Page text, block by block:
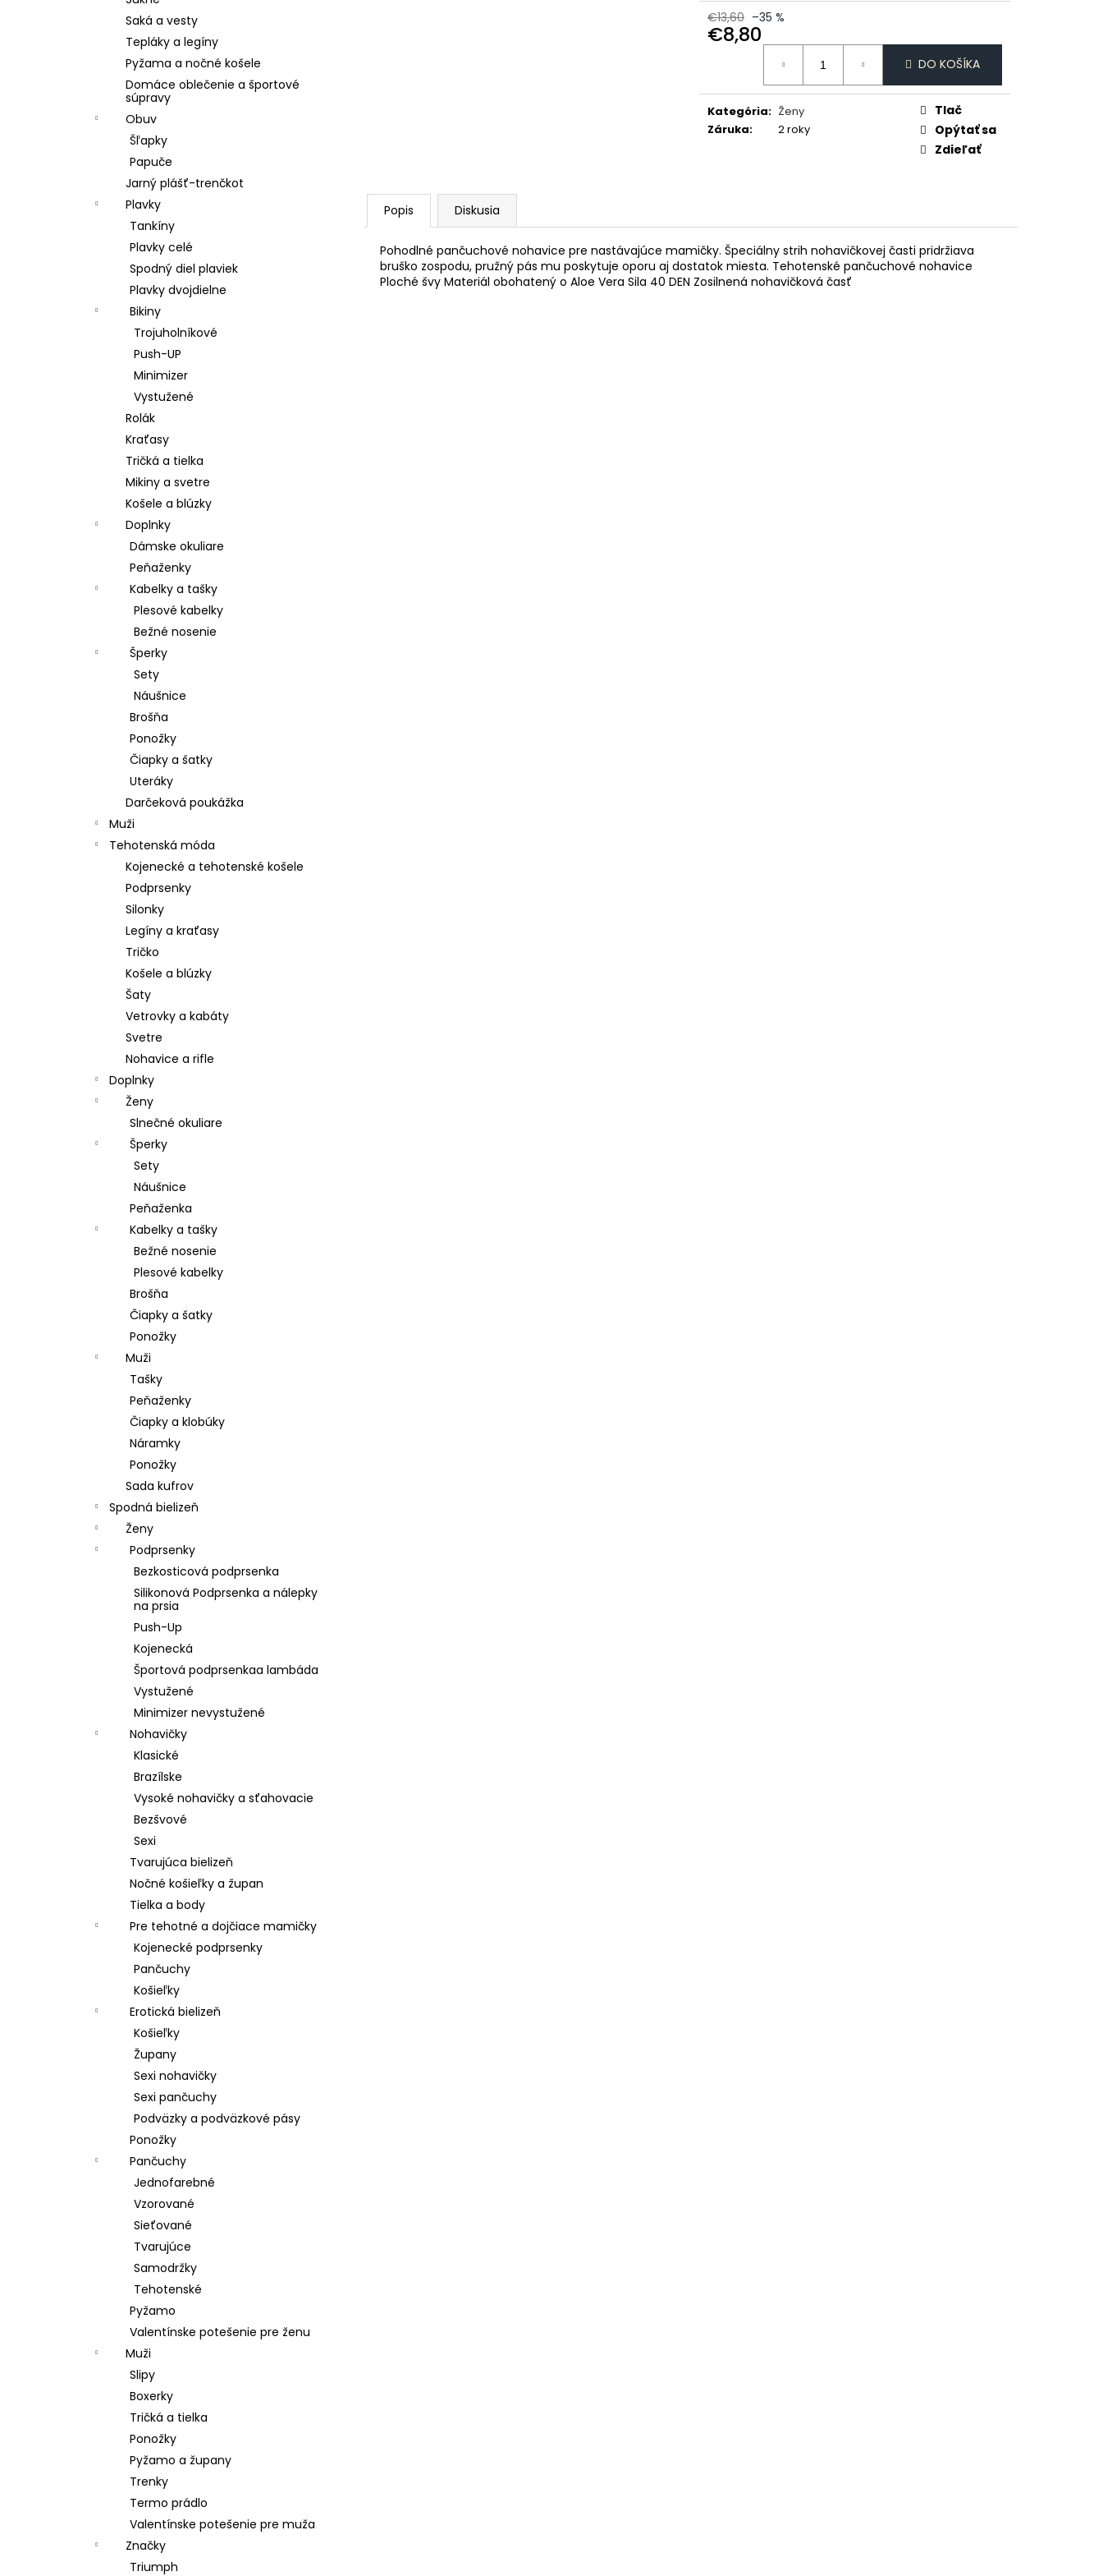
Saká a vesty
Tepláky a legíny
Pyžama a nočné košele
Domáce oblečenie a športové
súpravy
Obuv
Šľapky
Papuče
Jarný plášť-trenčkot
Plavky
Tankíny
Plavky celé
Spodný diel plaviek
Plavky dvojdielne
Bikiny
Trojuholníkové
Push-UP
Minimizer
Vystužené
Rolák
Kraťasy
Tričká a tielka
Mikiny a svetre
Košele a blúzky
Doplnky
Dámske okuliare
Peňaženky
Kabelky a tašky
Plesové kabelky
Bežné nosenie
Šperky
Sety
Náušnice
Brošňa
Ponožky
Čiapky a šatky
Uteráky
Darčeková poukážka
Muži
Tehotenská móda
Kojenecké a tehotenské košele
Podprsenky
Silonky
Legíny a kraťasy
Tričko
Košele a blúzky
Šaty
Vetrovky a kabáty
Svetre
Nohavice a rifle
Doplnky
Ženy
Slnečné okuliare
Šperky
Sety
Náušnice
Peňaženka
Kabelky a tašky
Bežné nosenie
Plesové kabelky
Brošňa
Čiapky a šatky
Ponožky
Muži
Tašky
Peňaženky
Čiapky a klobúky
Náramky
Ponožky
Sada kufrov
Spodná bielizeň
Ženy
Podprsenky
Bezkosticová podprsenka
Silikonová Podprsenka a nálepky
na prsia
Push-Up
Kojenecká
Športová podprsenkaa lambáda
Vystužené
Minimizer nevystužené
Nohavičky
Klasické
Brazílske
Vysoké nohavičky a sťahovacie
Bezšvové
Sexi
Tvarujúca bielizeň
Nočné košieľky a župan
Tielka a body
Pre tehotné a dojčiace mamičky
Kojenecké podprsenky
Pančuchy
Košieľky
Erotická bielizeň
Košieľky
Župany
Sexi nohavičky
Sexi pančuchy
Podväzky a podväzkové pásy
Ponožky
Pančuchy
Jednofarebné
Vzorované
Sieťované
Tvarujúce
Samodržky
Tehotenské
Pyžamo
Valentínske potešenie pre ženu
Muži
Slipy
Boxerky
Tričká a tielka
Ponožky
Pyžamo a župany
Trenky
Termo prádlo
Valentínske potešenie pre muža
Značky
Triumph
€13,60 –35 %
€8,80
Jednotková
DO KOŠÍKA
Kategória: Ženy
Záruka: 2 roky
Tlač
Opýtať sa
Zdieľať
Popis Diskusia
Pohodlné pančuchové nohavice pre nastávajúce mamičky. Špeciálny strih nohavičkovej časti pridržiava
bruško zospodu, pružný pás mu poskytuje oporu aj dostatok miesta. Tehotenské pančuchové nohavice
Ploché švy Materiál obohatený o Aloe Vera Sila 40 DEN Zosilnená nohavičková časť
DÁMSKE PAPUČE
€15,80
DÁMSKE TRIČKO DAJCE MI ŠICKE